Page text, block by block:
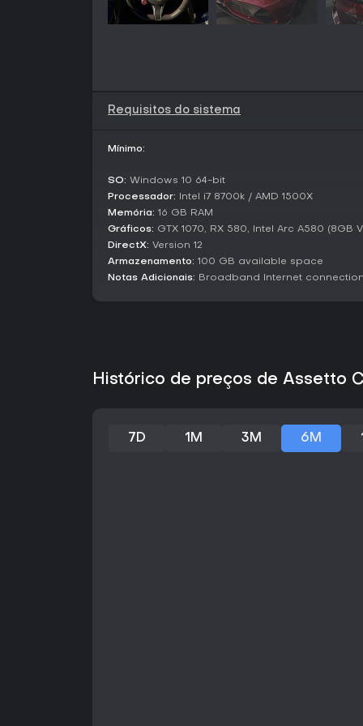
Requisitos do sistema
Mínimo:
SO: Windows 10 64-bit
Processador: Intel i7 8700k / AMD 1500X
Memória: 16 GB RAM
Gráficos: GTX 1070, RX 580, Intel Arc A580 (8GB
DirectX: Version 12
Armazenamento: 100 GB available space
Notas Adicionais: Broadband Internet
Histórico de preços de Assetto
7D 1M 3M 6M